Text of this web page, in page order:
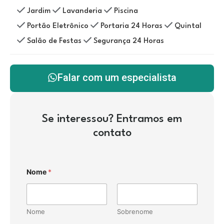
Jardim Lavanderia
Piscina
Portão Eletrônico
Portaria 24 Horas
Quintal
Salão de Festas
Segurança 24 Horas
Falar com um especialista
Se interessou? Entramos em
contato
Nome *
Nome Sobrenome